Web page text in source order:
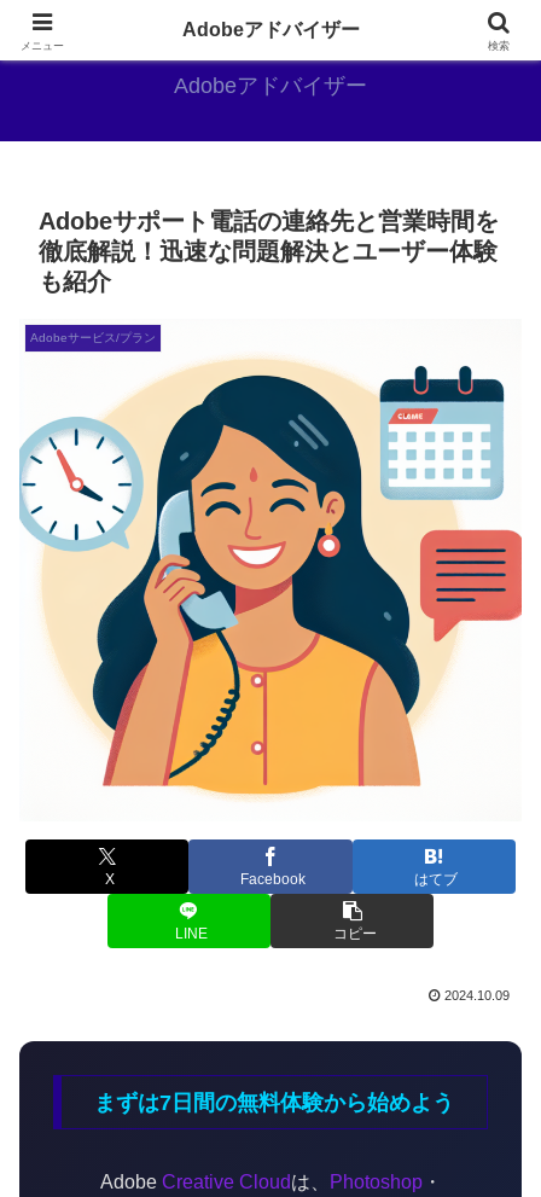
Adobe好きのAdobe推しブログ
Adobeアドバイザー
Adobeサポート電話の連絡先と営業時間を
徹底解説！迅速な問題解決とユーザー体験
も紹介
Adobeサービス/プラン
X Facebook はてブ
LINE コピー
2024.10.09
まずは7日間の無料体験から始めよう
Adobe Creative Cloudは、 Photoshop・
メニュー
Adobeアドバイザー
検索